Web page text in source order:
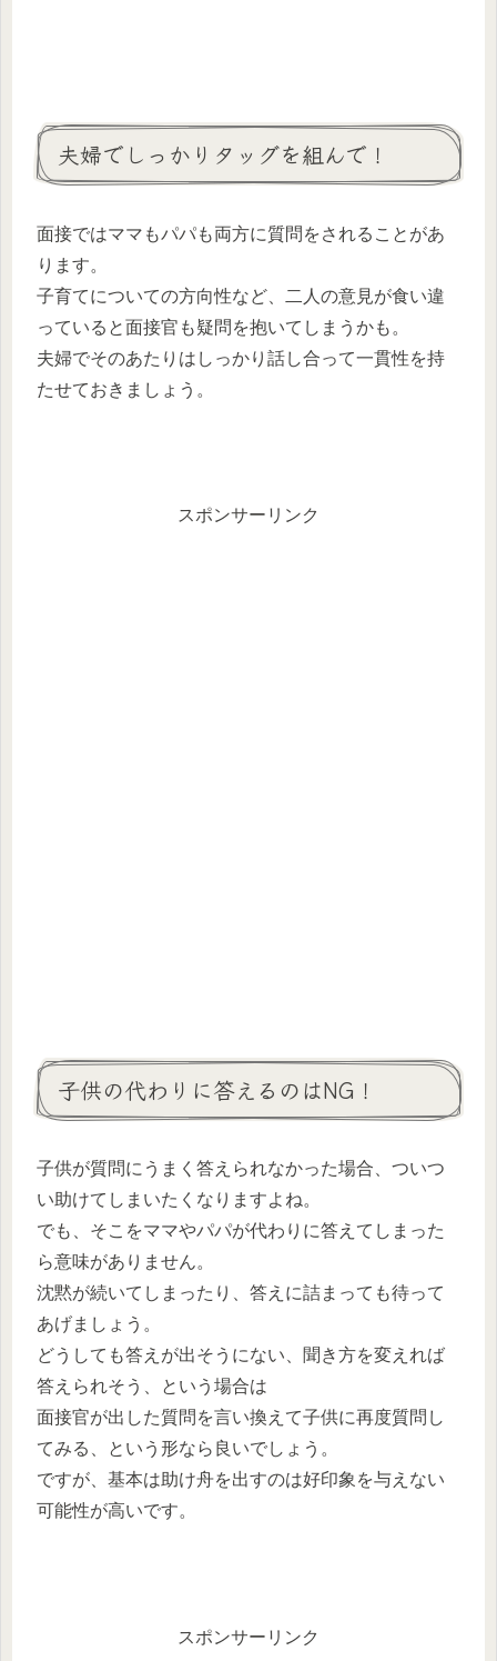
夫婦でしっかりタッグを組んで！
面接ではママもパパも両方に質問をされることがあ
ります。
子育てについての方向性など、二人の意見が食い違
っていると面接官も疑問を抱いてしまうかも。
夫婦でそのあたりはしっかり話し合って一貫性を持
たせておきましょう。
スポンサーリンク
子供の代わりに答えるのはNG！
子供が質問にうまく答えられなかった場合、ついつ
い助けてしまいたくなりますよね。
でも、そこをママやパパが代わりに答えてしまった
ら意味がありません。
沈黙が続いてしまったり、答えに詰まっても待って
あげましょう。
どうしても答えが出そうにない、聞き方を変えれば
答えられそう、という場合は
面接官が出した質問を言い換えて子供に再度質問し
てみる、という形なら良いでしょう。
ですが、基本は助け舟を出すのは好印象を与えない
可能性が高いです。
スポンサーリンク